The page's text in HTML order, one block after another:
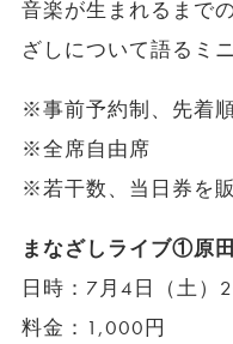
音楽が生まれるまで
ざしについて語るミ
※事前予約制、先着
※全席自由席
※若干数、当日券を
まなざしライブ①原
日時：7月4日（土）
料金：1,000円